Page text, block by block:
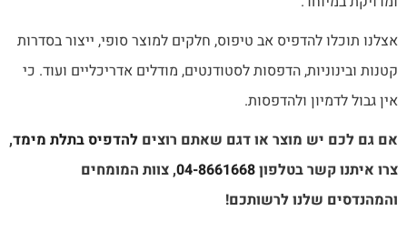
אצלנו תוכלו להדפיס אב טיפוס, חלקים למוצר סופי, ייצור בסדרות
קטנות ובינוניות, הדפסות לסטודנטים, מודלים אדריכליים ועוד. כי
אין גבול לדמיון ולהדפסות.
אם גם לכם יש מוצר או דגם שאתם רוצים להדפיס בתלת מימד,
צרו איתנו קשר בטלפון04-8661668, צוות המומחים
והמהנדסים שלנו לרשותכם!